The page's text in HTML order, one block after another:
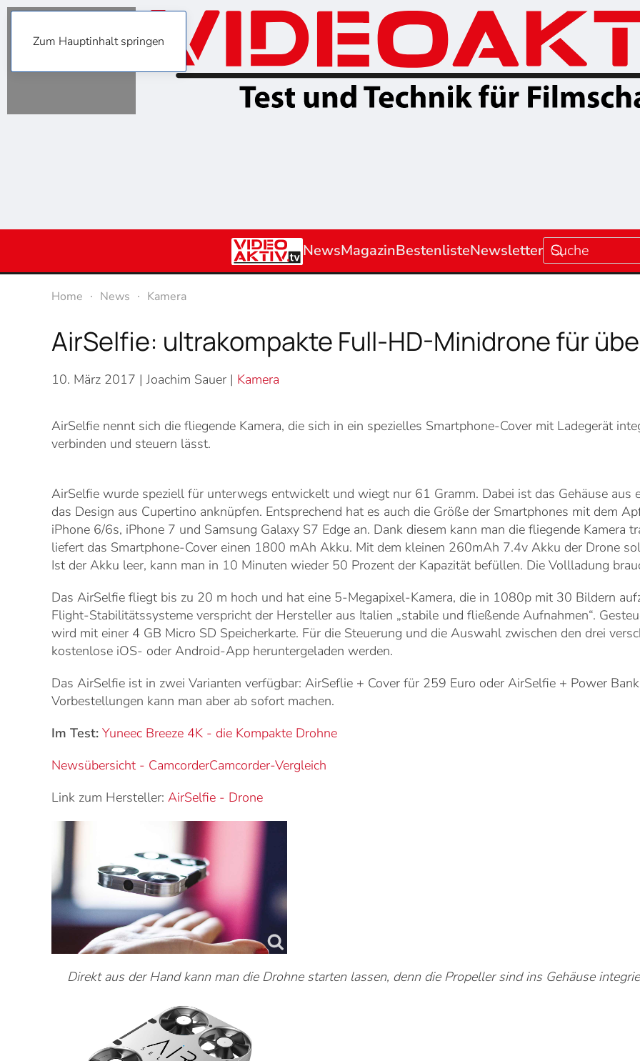
Zum Hauptinhalt springen
NewsMagazinBestenlisteNewsletter
Home News Kamera
AirSelfie: ultrakompakte Full-HD-Minidrone für
10. März 2017 | Joachim Sauer | Kamera
AirSelfie nennt sich die fliegende Kamera, die sich in ein spezielles Smartphone-Cover mit Ladegerät
verbinden und steuern lässt.
AirSelfie wurde speziell für unterwegs entwickelt und wiegt nur 61 Gramm. Dabei ist das Gehäuse
das Design aus Cupertino anknüpfen. Entsprechend hat es auch die Größe der Smartphones mit dem
iPhone 6/6s, iPhone 7 und Samsung Galaxy S7 Edge an. Dank diesem kann man die fliegende Kamera
liefert das Smartphone-Cover einen 1800 mAh Akku. Mit dem kleinen 260mAh 7.4v Akku der Drone
Ist der Akku leer, kann man in 10 Minuten wieder 50 Prozent der Kapazität befüllen. Die Vollladung
Das AirSelfie fliegt bis zu 20 m hoch und hat eine 5-Megapixel-Kamera, die in 1080p mit 30 Bildern
Flight-Stabilitätssysteme verspricht der Hersteller aus Italien „stabile und fließende Aufnahmen“.
wird mit einer 4 GB Micro SD Speicherkarte. Für die Steuerung und die Auswahl zwischen den drei
kostenlose iOS- oder Android-App heruntergeladen werden.
Das AirSelfie ist in zwei Varianten verfügbar: AirSeflie + Cover für 259 Euro oder AirSelfie + Power
Vorbestellungen kann man aber ab sofort machen.
Im Test: Yuneec Breeze 4K - die Kompakte Drohne
Newsübersicht - CamcorderCamcorder-Vergleich
Link zum Hersteller: AirSelfie - Drone
Direkt aus der Hand kann man die Drohne starten lassen, denn die Propeller sind ins Gehäuse